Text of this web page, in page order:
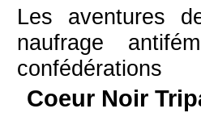
Les aventures
naufrage
confédérations
Coeur Noir